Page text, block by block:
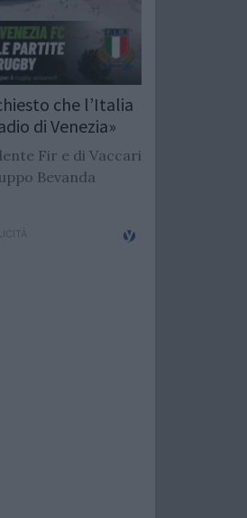
che l’Italia
di Venezia»
Fir e di Vaccari
Bevanda